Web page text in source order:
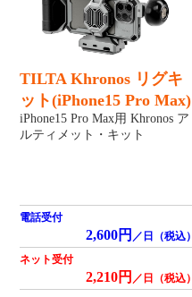
TILTA Khronos リグキ
ット(iPhone15 Pro Max)
iPhone15 Pro Max用 Khronos ア
ルティメット・キット
電話受付
2,600円 ／日（税込）
ネット受付
2,210円 ／日（税込）